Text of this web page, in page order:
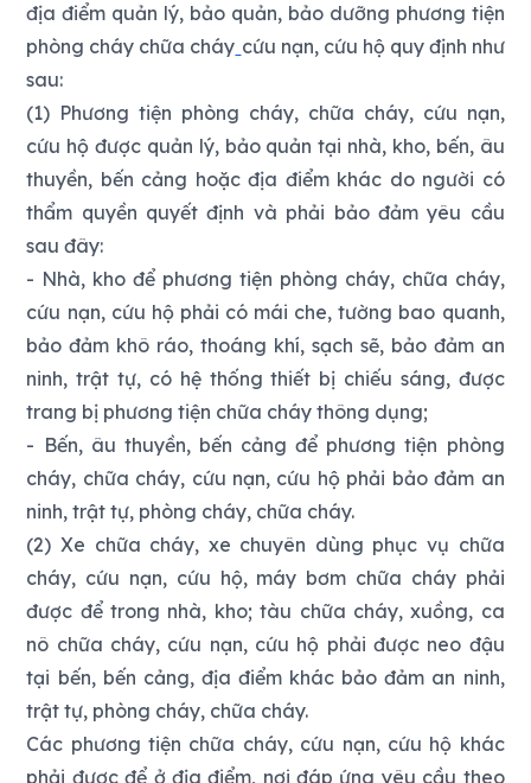
địa điểm quản lý, bảo quản, bảo dưỡng phương tiện
phòng cháy chữa cháy cứu nạn, cứu hộ quy định như
sau:
(1) Phương tiện phòng cháy, chữa cháy, cứu nạn,
cứu hộ được quản lý, bảo quản tại nhà, kho, bến, âu
thuyền, bến cảng hoặc địa điểm khác do người có
thẩm quyền quyết định và phải bảo đảm yêu cầu
sau đây:
- Nhà, kho để phương tiện phòng cháy, chữa cháy,
cứu nạn, cứu hộ phải có mái che, tường bao quanh,
bảo đảm khô ráo, thoáng khí, sạch sẽ, bảo đảm an
ninh, trật tự, có hệ thống thiết bị chiếu sáng, được
trang bị phương tiện chữa cháy thông dụng;
- Bến, âu thuyền, bến cảng để phương tiện phòng
cháy, chữa cháy, cứu nạn, cứu hộ phải bảo đảm an
ninh, trật tự, phòng cháy, chữa cháy.
(2) Xe chữa cháy, xe chuyên dùng phục vụ chữa
cháy, cứu nạn, cứu hộ, máy bơm chữa cháy phải
được để trong nhà, kho; tàu chữa cháy, xuồng, ca
nô chữa cháy, cứu nạn, cứu hộ phải được neo đậu
tại bến, bến cảng, địa điểm khác bảo đảm an ninh,
trật tự, phòng cháy, chữa cháy.
Các phương tiện chữa cháy, cứu nạn, cứu hộ khác
phải được để ở địa điểm, nơi đáp ứng yêu cầu theo